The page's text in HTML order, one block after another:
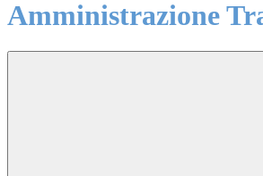
Amministrazione